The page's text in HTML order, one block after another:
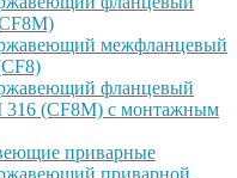
межфланцевый
фланцевый
(CF8M) с монтажным
приварные
приварной